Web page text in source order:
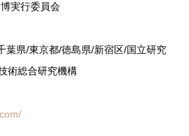
実行委員会
葉県/東京都/徳島県/新宿区/国立研究
術総合研究機構